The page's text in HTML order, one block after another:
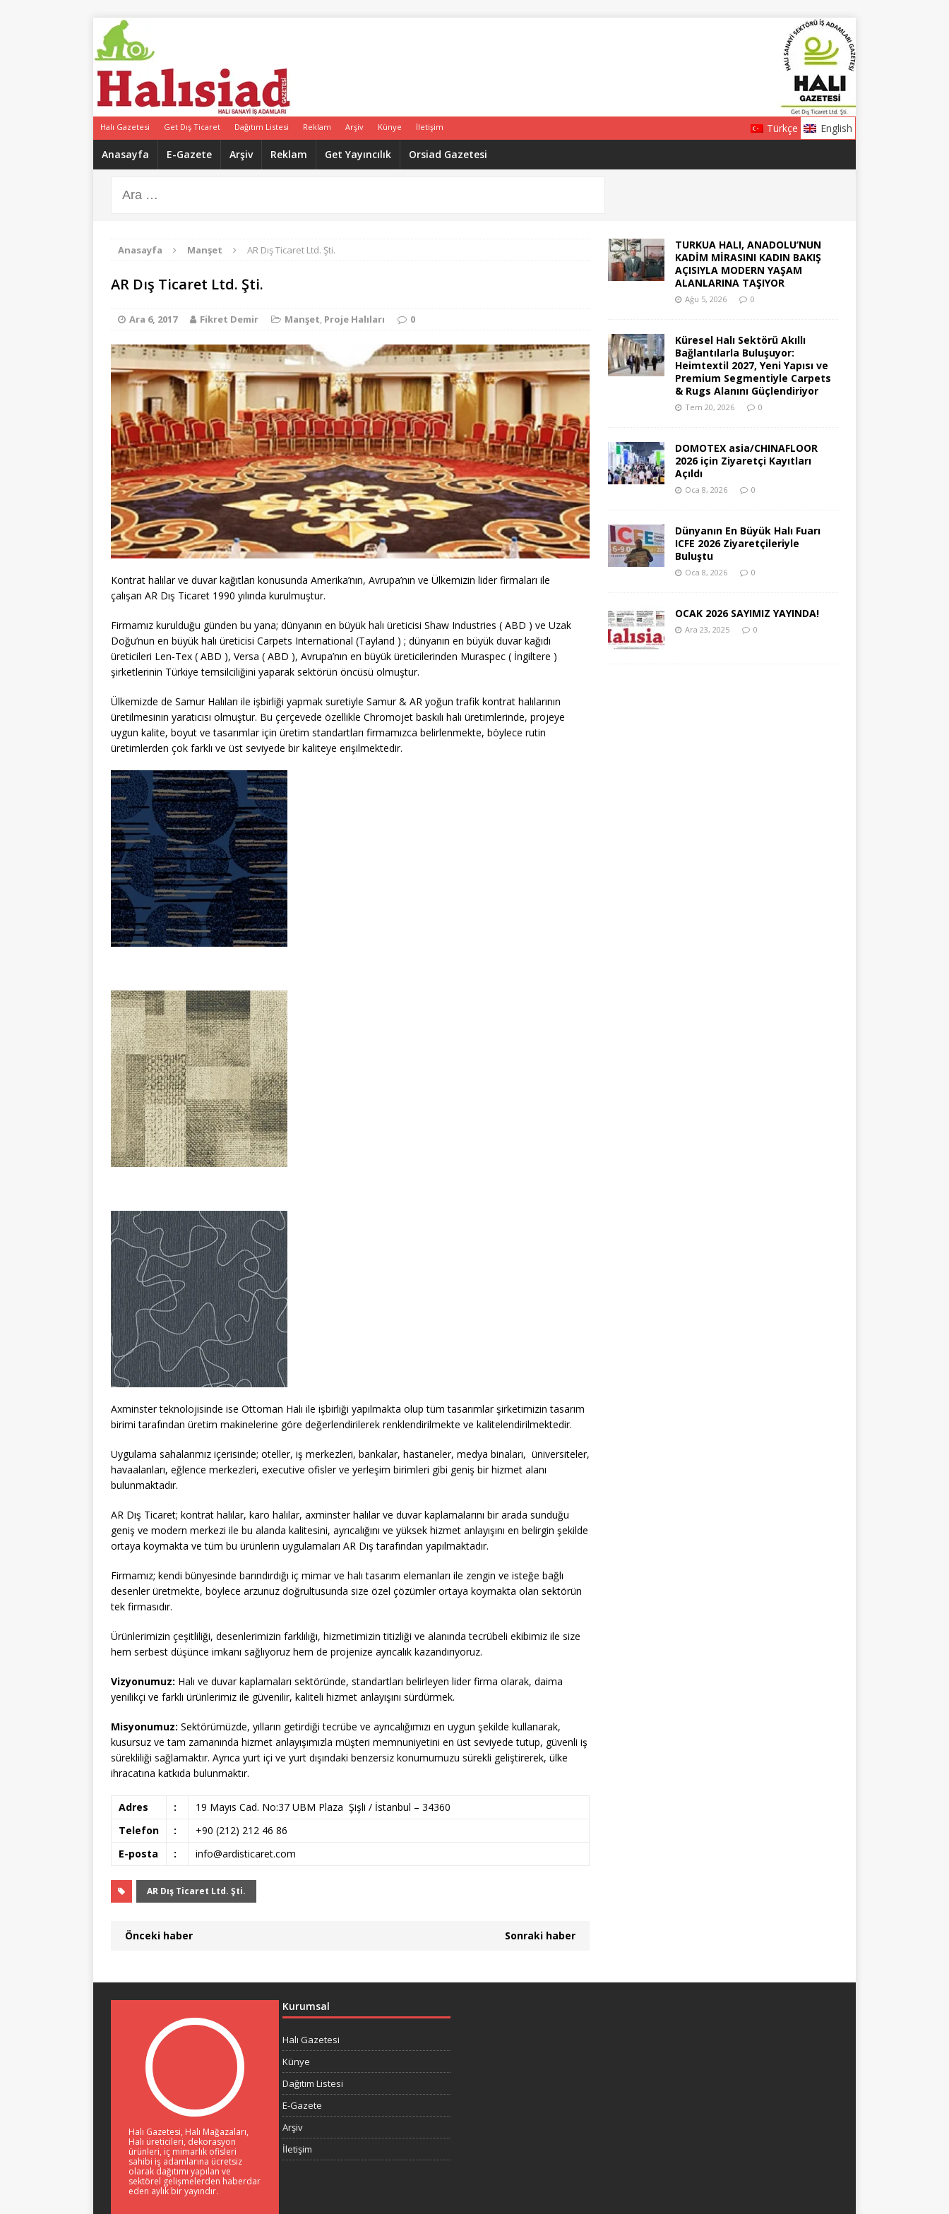
Halı Gazetesi Get Dış Ticaret Dağıtım Listesi Reklam Arşiv Künye İletişim Türkçe
English
Anasayfa
E-Gazete Arşiv Reklam Get Yayıncılık Orsiad Gazetesi
Anasayfa Manşet AR Dış Ticaret Ltd. Şti.
AR Dış Ticaret Ltd. Şti.
Ara 6, 2017 Fikret Demir Manşet, Proje Halıları 0
Kontrat halılar ve duvar kağıtları konusunda Amerika’nın, Avrupa’nın ve Ülkemizin lider firmaları ile
çalışan AR Dış Ticaret 1990 yılında kurulmuştur.
Firmamız kurulduğu günden bu yana; dünyanın en büyük halı üreticisi Shaw Industries ( ABD ) ve Uzak
Doğu’nun en büyük halı üreticisi Carpets International (Tayland ) ; dünyanın en büyük duvar kağıdı
üreticileri Len-Tex ( ABD ), Versa ( ABD ), Avrupa’nın en büyük üreticilerinden Muraspec ( İngiltere )
şirketlerinin Türkiye temsilciliğini yaparak sektörün öncüsü olmuştur.
Ülkemizde de Samur Halıları ile işbirliği yapmak suretiyle Samur & AR yoğun trafik kontrat halılarının
üretilmesinin yaratıcısı olmuştur. Bu çerçevede özellikle Chromojet baskılı halı üretimlerinde, projeye
uygun kalite, boyut ve tasarımlar için üretim standartları firmamızca belirlenmekte, böylece rutin
üretimlerden çok farklı ve üst seviyede bir kaliteye erişilmektedir.
Axminster teknolojisinde ise Ottoman Halı ile işbirliği yapılmakta olup tüm tasarımlar şirketimizin tasarım
birimi tarafından üretim makinelerine göre değerlendirilerek renklendirilmekte ve kalitelendirilmektedir.
Uygulama sahalarımız içerisinde; oteller, iş merkezleri, bankalar, hastaneler, medya binaları, üniversiteler,
havaalanları, eğlence merkezleri, executive ofisler ve yerleşim birimleri gibi geniş bir hizmet alanı
bulunmaktadır.
AR Dış Ticaret; kontrat halılar, karo halılar, axminster halılar ve duvar kaplamalarını bir arada sunduğu
geniş ve modern merkezi ile bu alanda kalitesini, ayrıcalığını ve yüksek hizmet anlayışını en belirgin şekilde
ortaya koymakta ve tüm bu ürünlerin uygulamaları AR Dış tarafından yapılmaktadır.
Firmamız; kendi bünyesinde barındırdığı iç mimar ve halı tasarım elemanları ile zengin ve isteğe bağlı
desenler üretmekte, böylece arzunuz doğrultusunda size özel çözümler ortaya koymakta olan sektörün
tek firmasıdır.
Ürünlerimizin çeşitliliği, desenlerimizin farklılığı, hizmetimizin titizliği ve alanında tecrübeli ekibimiz ile size
hem serbest düşünce imkanı sağlıyoruz hem de projenize ayrıcalık kazandırıyoruz.
Vizyonumuz: Halı ve duvar kaplamaları sektöründe, standartları belirleyen lider firma olarak, daima
yenilikçi ve farklı ürünlerimiz ile güvenilir, kaliteli hizmet anlayışını sürdürmek.
Misyonumuz: Sektörümüzde, yılların getirdiği tecrübe ve ayrıcalığımızı en uygun şekilde kullanarak,
kusursuz ve tam zamanında hizmet anlayışımızla müşteri memnuniyetini en üst seviyede tutup, güvenli iş
sürekliliği sağlamaktır. Ayrıca yurt içi ve yurt dışındaki benzersiz konumumuzu sürekli geliştirerek, ülke
ihracatına katkıda bulunmaktır.
Adres :
19 Mayıs Cad. No:37 UBM Plaza Şişli / İstanbul – 34360
Telefon
:
+90 (212) 212 46 86
E-posta
: info@ardisticaret.com
AR Dış Ticaret Ltd. Şti.
Önceki haber Sonraki haber
TURKUA HALI, ANADOLU’NUN
KADİM MİRASINI KADIN BAKIŞ
AÇISIYLA MODERN YAŞAM
ALANLARINA TAŞIYOR
Ağu 5, 2026 0
Küresel Halı Sektörü Akıllı
Bağlantılarla Buluşuyor:
Heimtextil 2027, Yeni Yapısı ve
Premium Segmentiyle Carpets
& Rugs Alanını Güçlendiriyor
Tem 20, 2026 0
DOMOTEX asia/CHINAFLOOR
2026 için Ziyaretçi Kayıtları
Açıldı
Oca 8, 2026 0
Dünyanın En Büyük Halı Fuarı
ICFE 2026 Ziyaretçileriyle
Buluştu
Oca 8, 2026 0
OCAK 2026 SAYIMIZ YAYINDA!
Ara 23, 2025 0
Halı Gazetesi, Halı Mağazaları,
Halı üreticileri, dekorasyon
ürünleri, iç mimarlık ofisleri
sahibi iş adamlarına ücretsiz
olarak dağıtımı yapılan ve
sektörel gelişmelerden haberdar
eden aylık bir yayındır.
Kurumsal
Halı Gazetesi
Künye
Dağıtım Listesi
E-Gazete
Arşiv
İletişim